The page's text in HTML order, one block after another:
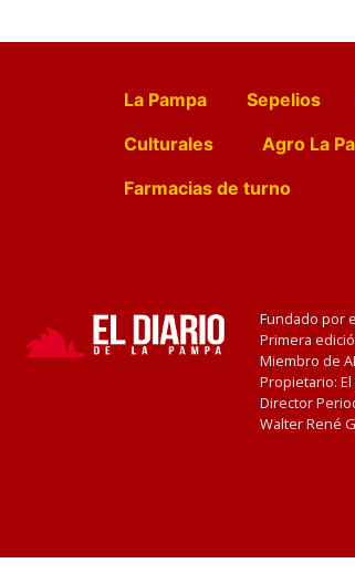
La Pampa Sepelios
Culturales
Agro La
Farmacias de turno
Fundado por
Primera
Miembro de
Propietario: El
Director
Walter René